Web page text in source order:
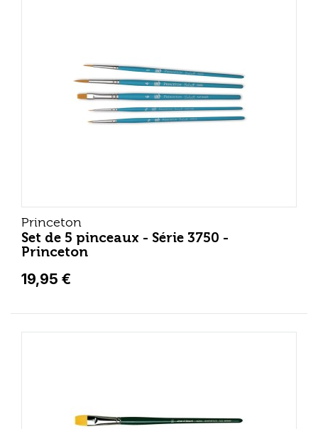
Princeton
Set de 5 pinceaux - Série 3750 -
Princeton
19,95 €